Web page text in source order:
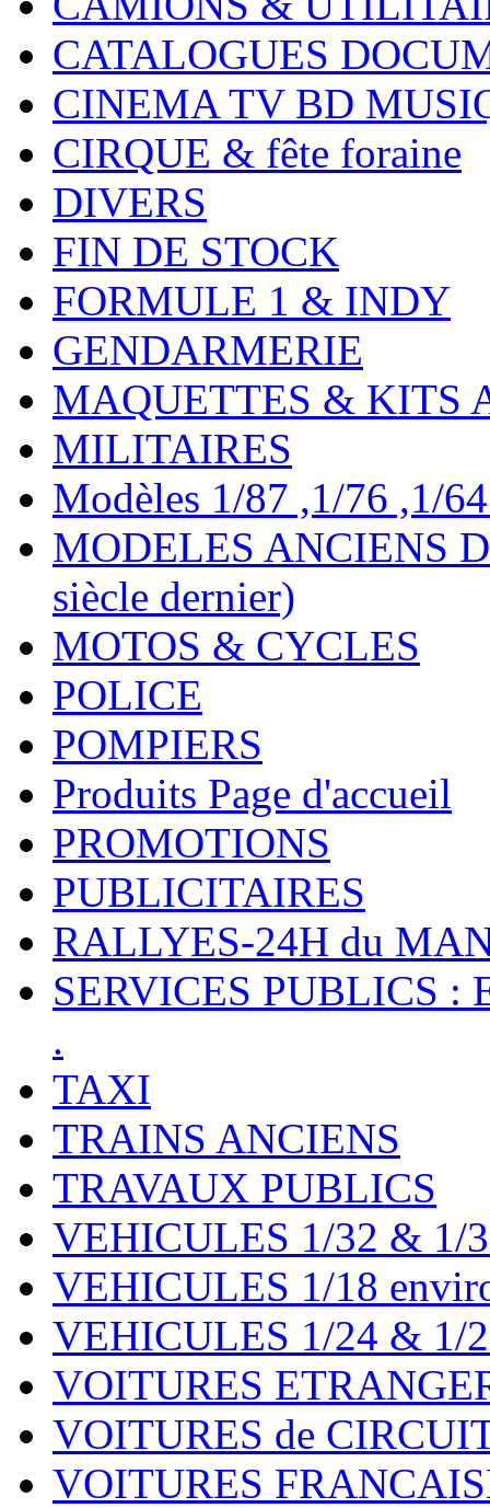
CATALOGUES
CINEMA TV BD
CIRQUE & fête foraine
DIVERS
FIN DE STOCK
FORMULE 1 & INDY
GENDARMERIE
MAQUETTES & KITS
MILITAIRES
Modèles 1/87 ,1/76 ,1/
MODELES ANCIENS
siècle dernier)
MOTOS & CYCLES
POLICE
POMPIERS
Produits Page d'accueil
PROMOTIONS
PUBLICITAIRES
RALLYES-24H du
SERVICES PUBLICS :
.
TAXI
TRAINS ANCIENS
TRAVAUX PUBLICS
VEHICULES 1/32 & 1/
VEHICULES 1/18
VEHICULES 1/24 & 1/
VOITURES
VOITURES de
VOITURES